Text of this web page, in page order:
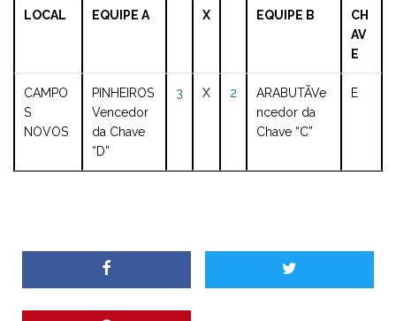
LOCAL EQUIPE A X EQUIPE B
CH
AV
E
CAMPO
S
NOVOS
PINHEIROS
Vencedor
da Chave
“D”
3 X 2 ARABUTÃVe
ncedor da
Chave “C”
E